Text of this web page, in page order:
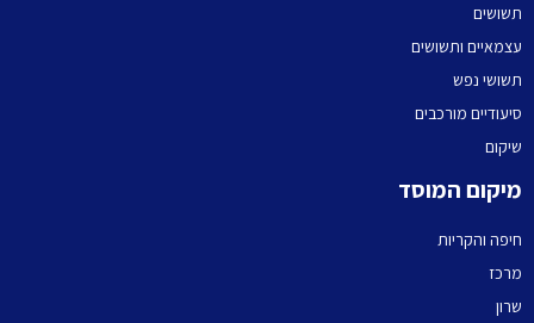
תשושים
עצמאיים ותשושים
תשושי נפש
סיעודיים מורכבים
שיקום
מיקום המוסד
חיפה והקריות
מרכז
שרון